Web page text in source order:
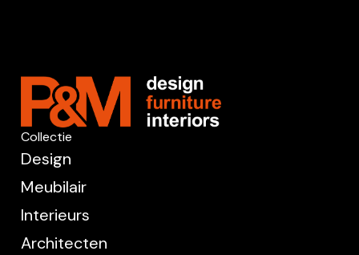
Collectie
Design
Meubilair
Interieurs
Architecten